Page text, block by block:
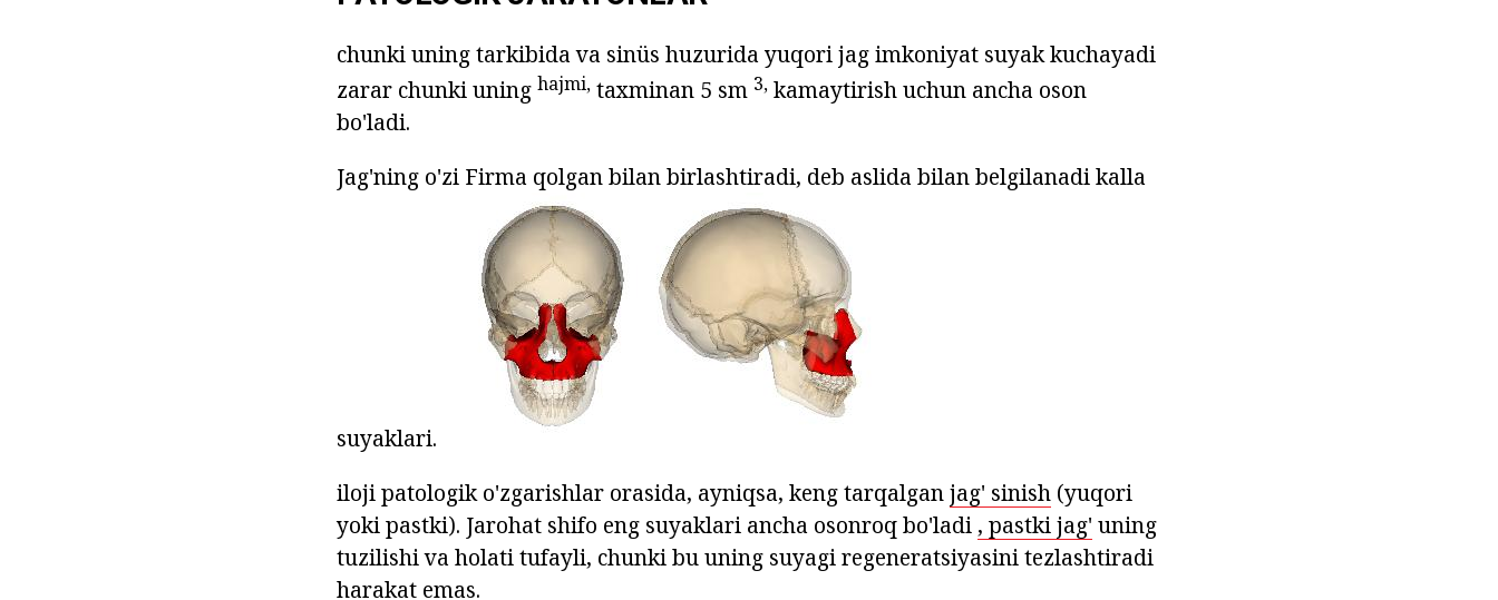
chunki uning tarkibida va sinüs huzurida yuqori jag imkoniyat suyak kuchayadi
zarar chunki uning hajmi, taxminan 5 sm 3, kamaytirish uchun ancha oson
bo'ladi.
Jag'ning o'zi Firma qolgan bilan birlashtiradi, deb aslida bilan belgilanadi kalla
suyaklari.
iloji patologik o'zgarishlar orasida, ayniqsa, keng tarqalganjag' sinish (yuqori
yoki pastki). Jarohat shifo eng suyaklari ancha osonroq bo'ladi , pastki jag' uning
tuzilishi va holati tufayli, chunki bu uning suyagi regeneratsiyasini tezlashtiradi
harakat emas.